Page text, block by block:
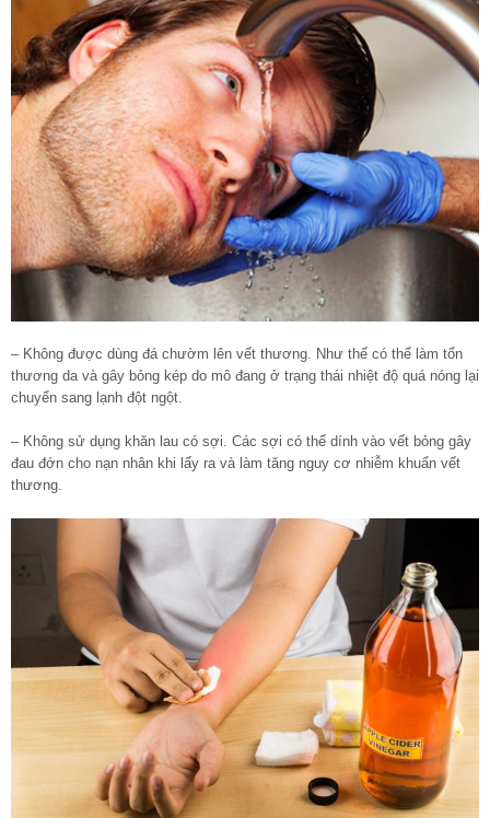
– Không được dùng đá chườm lên vết thương. Như thế có thể làm tổn
thương da và gây bỏng kép do mô đang ở trạng thái nhiệt độ quá nóng lại
chuyển sang lạnh đột ngột.
– Không sử dụng khăn lau có sợi. Các sợi có thể dính vào vết bỏng gây
đau đớn cho nạn nhân khi lấy ra và làm tăng nguy cơ nhiễm khuẩn vết
thương.